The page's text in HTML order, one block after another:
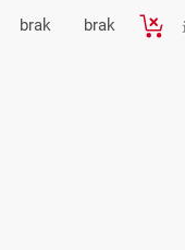
brak brak